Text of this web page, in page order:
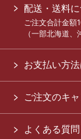
配送・送料
ご注文合計金
（一部北海道
お支払い方
ご注文のキ
よくある質問